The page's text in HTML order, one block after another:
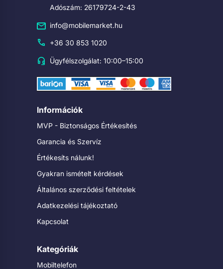
Adószám: 26179724-2-43
info@mobilemarket.hu
+36 30 853 1020
Ügyfélszolgálat: 10:00–15:00
Információk
MVP - Biztonságos Értékesítés
Garancia és Szervíz
Értékesíts nálunk!
Gyakran ismételt kérdések
Általános szerződési feltételek
Adatkezelési tájékoztató
Kapcsolat
Kategóriák
Mobiltelefon